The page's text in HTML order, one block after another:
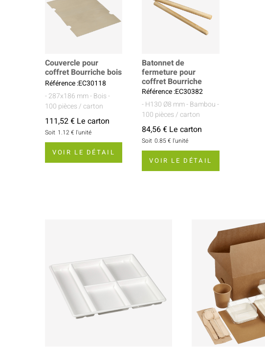
Couvercle pour
coffret Bourriche bois
Référence :EC30118
- 287x186 mm- Bois-
100 pièces / carton
111,52 € Le carton
Soit 1.12 € l'unité
VOIR LE DÉTAIL
Batonnet de
fermeture pour
coffret Bourriche
Référence :EC30382
- H130 Ø8 mm- Bambou -
100 pièces / carton
84,56 € Le carton
Soit 0.85 € l'unité
VOIR LE DÉTAIL